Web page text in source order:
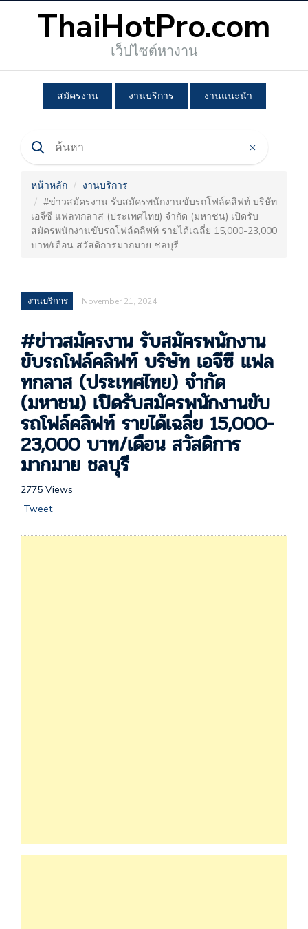
ThaiHotPro.com
เว็ปไซต์หางาน
สมัครงาน งานบริการ งานแนะนำ
หน้าหลัก
งานบริการ
#ข่าวสมัครงาน รับสมัครพนักงานขับรถโฟล์คลิฟท์ บริษัท
เอจีซี แฟลทกลาส (ประเทศไทย) จำกัด (มหาชน) เปิดรับ
สมัครพนักงานขับรถโฟล์คลิฟท์ รายได้เฉลี่ย 15,000-23,000
บาท/เดือน สวัสดิการมากมาย ชลบุรี
งานบริการ November 21, 2024
#ข่าวสมัครงาน รับสมัครพนักงาน
ขับรถโฟล์คลิฟท์ บริษัท เอจีซี แฟล
ทกลาส (ประเทศไทย) จำกัด
(มหาชน) เปิดรับสมัครพนักงานขับ
รถโฟล์คลิฟท์ รายได้เฉลี่ย 15,000-
23,000 บาท/เดือน สวัสดิการ
มากมาย ชลบุรี
2775 Views
Tweet